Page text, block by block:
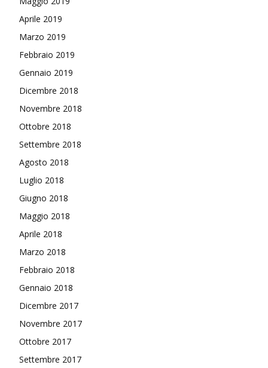
Aprile 2019
Marzo 2019
Febbraio 2019
Gennaio 2019
Dicembre 2018
Novembre 2018
Ottobre 2018
Settembre 2018
Agosto 2018
Luglio 2018
Giugno 2018
Maggio 2018
Aprile 2018
Marzo 2018
Febbraio 2018
Gennaio 2018
Dicembre 2017
Novembre 2017
Ottobre 2017
Settembre 2017